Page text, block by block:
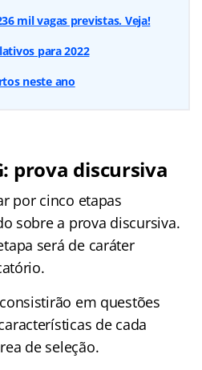
mil vagas previstas. Veja!
para 2022
neste ano
prova discursiva
por cinco etapas
sobre a prova discursiva.
será de caráter
em questões
de cada
de seleção.